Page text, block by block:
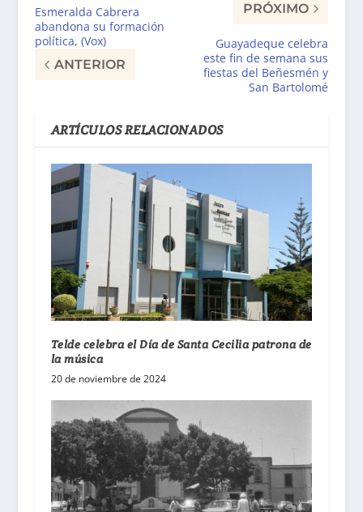
Esmeralda Cabrera
abandona su formación
política, (Vox)
ANTERIOR
PRÓXIMO
Guayadeque celebra
este fin de semana sus
fiestas del Beñesmén y
San Bartolomé
ARTÍCULOS RELACIONADOS
Telde celebra el Día de Santa Cecilia patrona de
la música
20 de noviembre de 2024